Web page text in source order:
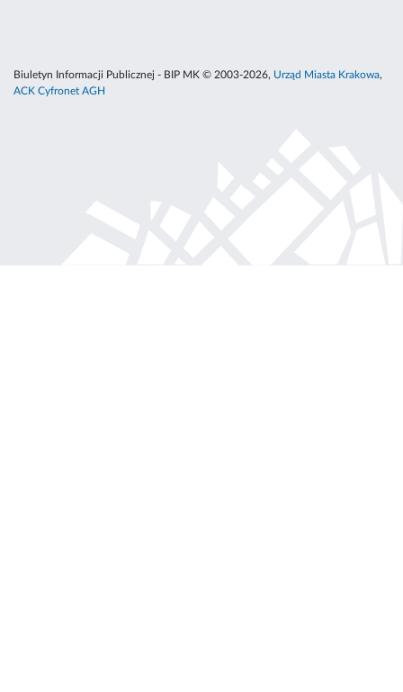
Biuletyn Informacji Publicznej - BIP MK © 2003-2026, Urząd Miasta Krakowa,
ACK Cyfronet AGH